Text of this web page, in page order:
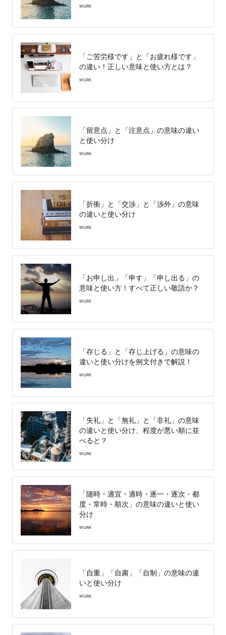
WURK
「ご苦労様です」と「お疲れ様です」
の違い！正しい意味と使い方とは？
WURK
「留意点」と「注意点」の意味の違い
と使い分け
WURK
「折衝」と「交渉」と「渉外」の意味
の違いと使い分け
WURK
「お申し出」「申す」「申し出る」の
意味と使い方！すべて正しい敬語か？
WURK
「存じる」と「存じ上げる」の意味の
違いと使い分けを例文付きで解説！
WURK
「失礼」と「無礼」と「非礼」の意味
の違いと使い分け、程度が悪い順に並
べると？
WURK
「随時・適宜・適時・逐一・逐次・都
度・常時・順次」の意味の違いと使い
分け
WURK
「自重」「自粛」「自制」の意味の違
いと使い分け
WURK